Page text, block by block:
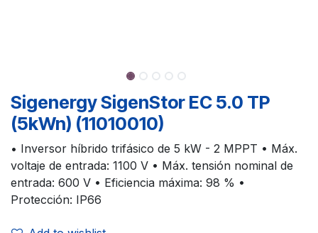
Sigenergy SigenStor EC 5.0 TP
(5kWn) (11010010)
• Inversor híbrido trifásico de 5 kW - 2 MPPT • Máx.
voltaje de entrada: 1100 V • Máx. tensión nominal de
entrada: 600 V • Eficiencia máxima: 98 % •
Protección: IP66